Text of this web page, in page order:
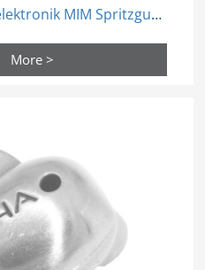
Unterhaltungselektronik MIM Spritzguss geformte strukturelle Teile
More >